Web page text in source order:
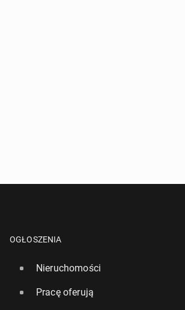
OGŁOSZENIA
Nieruchomości
Pracę oferują